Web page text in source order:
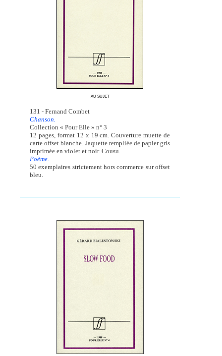
AU SUJET
131 - Fernand Combet
Chanson.
Collection « Pour Elle » n° 3
12 pages, format 12 x 19 cm. Couverture muette de
carte offset blanche. Jaquette rempliée de papier gris
imprimée en violet et noir. Cousu.
Poème.
50 exemplaires strictement hors commerce sur offset
bleu.